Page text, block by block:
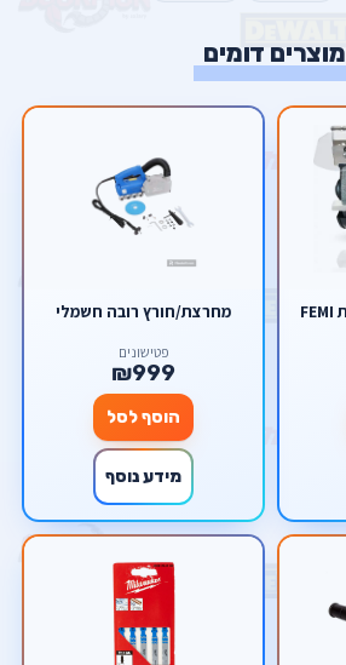
מוצרים דומים
משחזת שולחן מקצועית FEMI
מחרצת/חורץ רובה חשמלי
פטישונים
₪999
הוסף לסל
מידע נוסף